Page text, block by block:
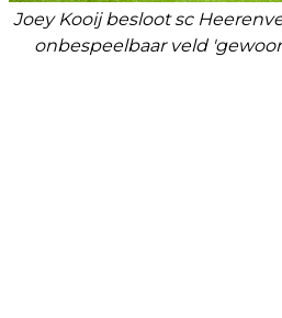
Joey Kooij besloot sc
onbespeelbaar veld